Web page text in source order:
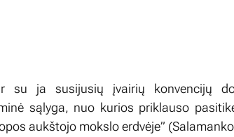
su ja susijusių įvairių konvencijų
sąlyga, nuo kurios priklauso
aukštojo mokslo erdvėje”